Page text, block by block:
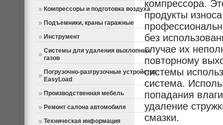
Компрессоры и подготовка воздуха
Подъемники, краны гаражные
Инструмент
Системы для удаления выхлопных
газов
Погрузочно-разгрузочные устройства
EasyLoad
Производственная мебель
Ремонт салона автомобиля
Техническая информация
компрессора.
продукты
без
случае их
повторному
системы
система.
попадания
удаление
смазки.